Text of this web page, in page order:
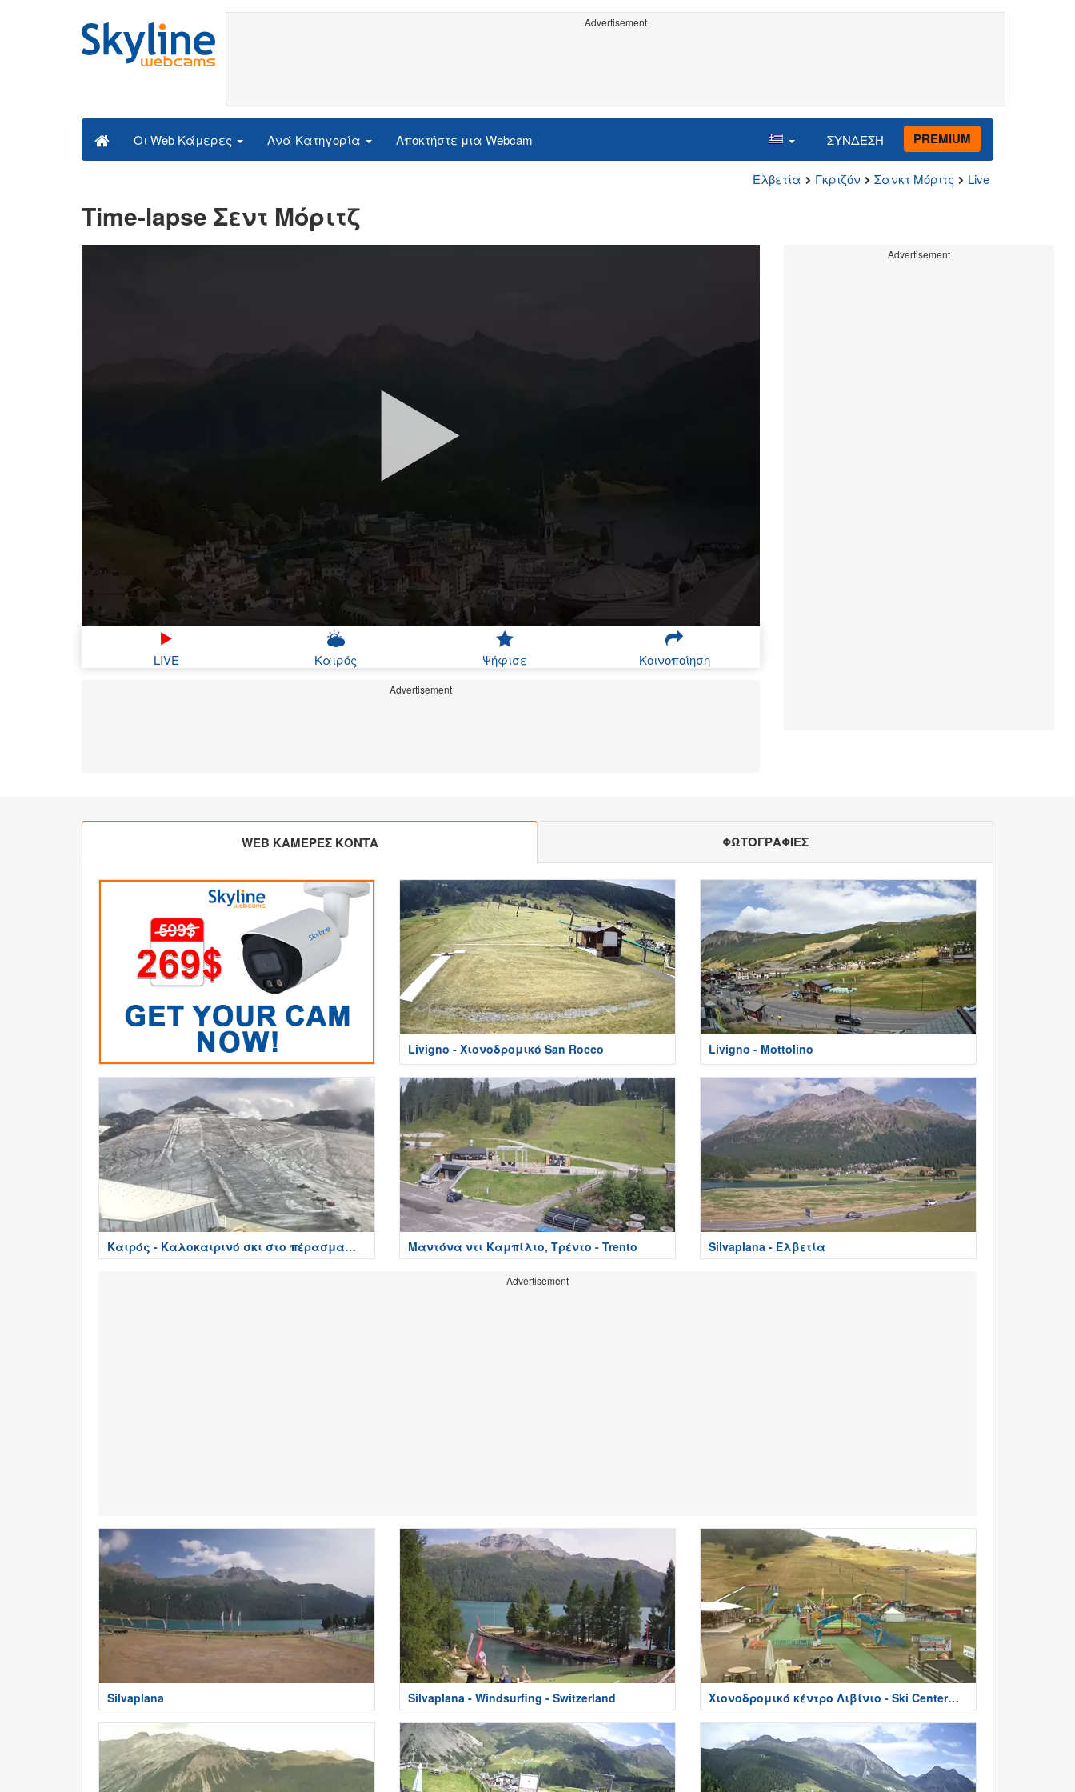
Advertisement
Οι Web Κάμερες Ανά Κατηγορία Αποκτήστε μια Webcam ΣΥΝΔΕΣΗ PREMIUM
Ελβετία Γκριζόν Σανκτ Μόριτς Live
Time-lapse Σεντ Μόριτζ
LIVE Καιρός Ψήφισε Κοινοποίηση
Advertisement
Advertisement
WEB ΚΑΜΕΡΕΣ ΚΟΝΤΑ ΦΩΤΟΓΡΑΦΙΕΣ
Livigno - Χιονοδρομικό San Rocco Livigno - Mottolino
Καιρός - Καλοκαιρινό σκι στο πέρασμα
του Stelvio
Μαντόνα ντι Καμπίλιο, Τρέντο - Trento Silvaplana - Ελβετία
Advertisement
Silvaplana Silvaplana - Windsurfing - Switzerland
Χιονοδρομικό κέντρο Λιβίνιο - Ski Center
Livigno